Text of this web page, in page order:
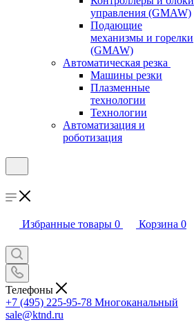
управления (GMAW)
Подающие
механизмы и горелки
(GMAW)
Автоматическая резка
Машины резки
Плазменные
технологии
Технологии
Автоматизация и
роботизация
Избранные товары 0 Корзина 0
Телефоны
+7 (495) 225-95-78 Многоканальный
sale@ktnd.ru